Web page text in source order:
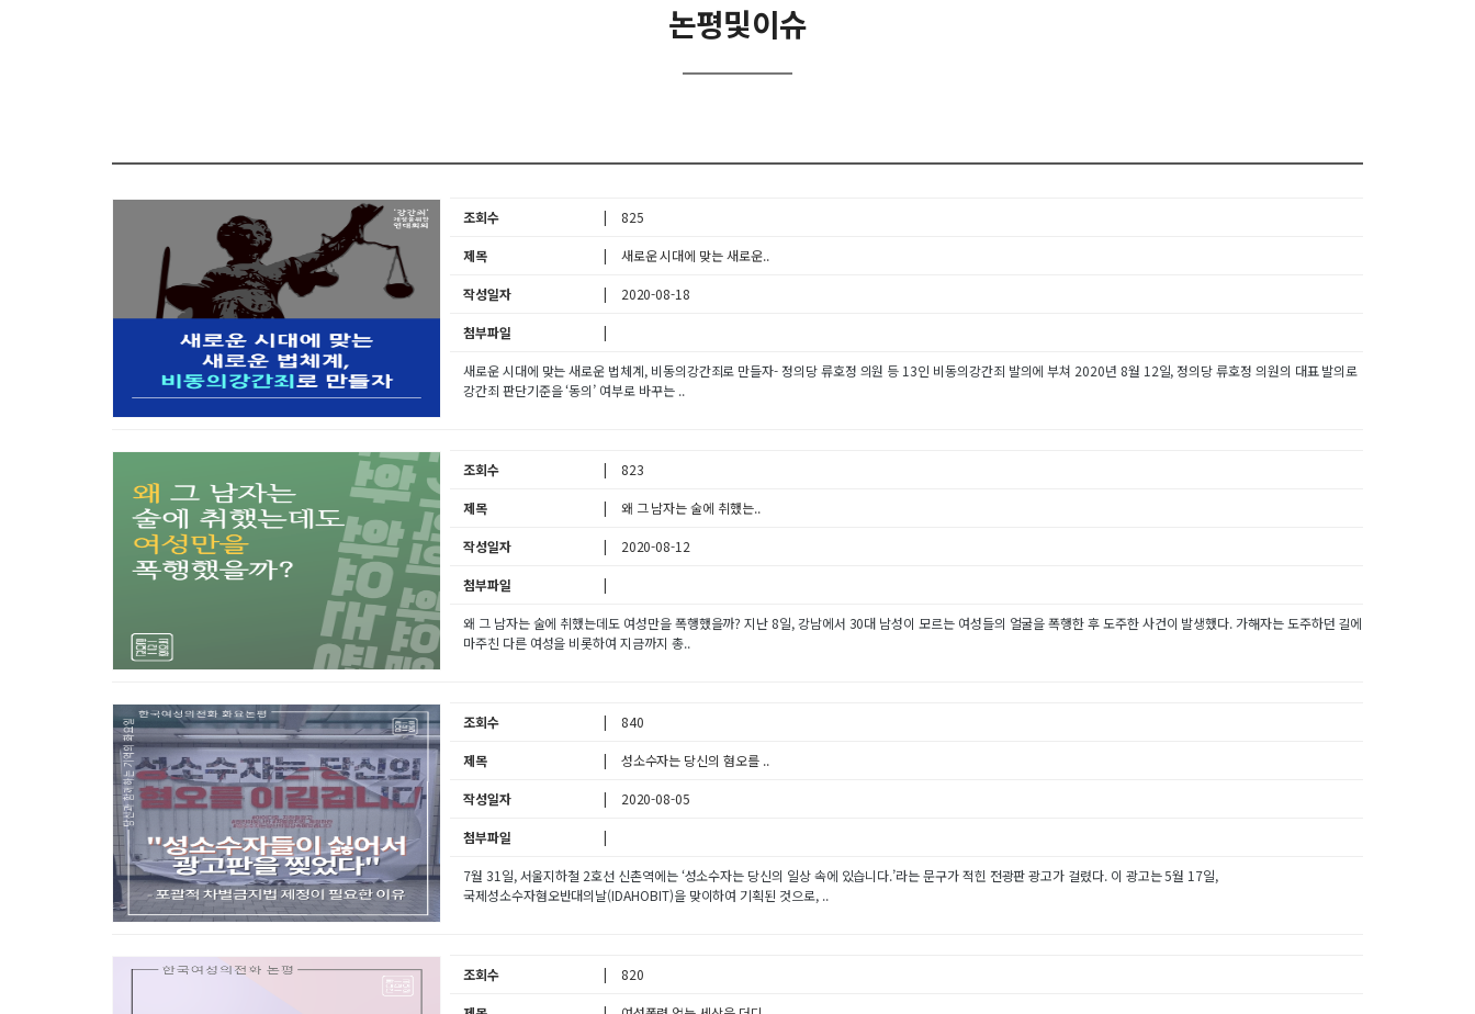
논평및이슈
조회수 825
제목 새로운 시대에 맞는 새로운..
작성일자 2020-08-18
첨부파일
새로운 시대에 맞는 새로운 법체계, 비동의강간죄로 만들자- 정의당 류호정 의원 등 13인 비동의강간죄 발의에 부쳐 2020년 8월 12일, 정의당 류호정 의원의 대표 발의로
강간죄 판단기준을 ‘동의’ 여부로 바꾸는 ..
조회수 823
제목 왜 그 남자는 술에 취했는..
작성일자 2020-08-12
첨부파일
왜 그 남자는 술에 취했는데도 여성만을 폭행했을까? 지난 8일, 강남에서 30대 남성이 모르는 여성들의 얼굴을 폭행한 후 도주한 사건이 발생했다. 가해자는 도주하던 길에
마주친 다른 여성을 비롯하여 지금까지 총..
조회수 840
제목 성소수자는 당신의 혐오를 ..
작성일자 2020-08-05
첨부파일
7월 31일, 서울지하철 2호선 신촌역에는 ‘성소수자는 당신의 일상 속에 있습니다.’라는 문구가 적힌 전광판 광고가 걸렸다. 이 광고는 5월 17일,
국제성소수자혐오반대의날(IDAHOBIT)을 맞이하여 기획된 것으로, ..
조회수 820